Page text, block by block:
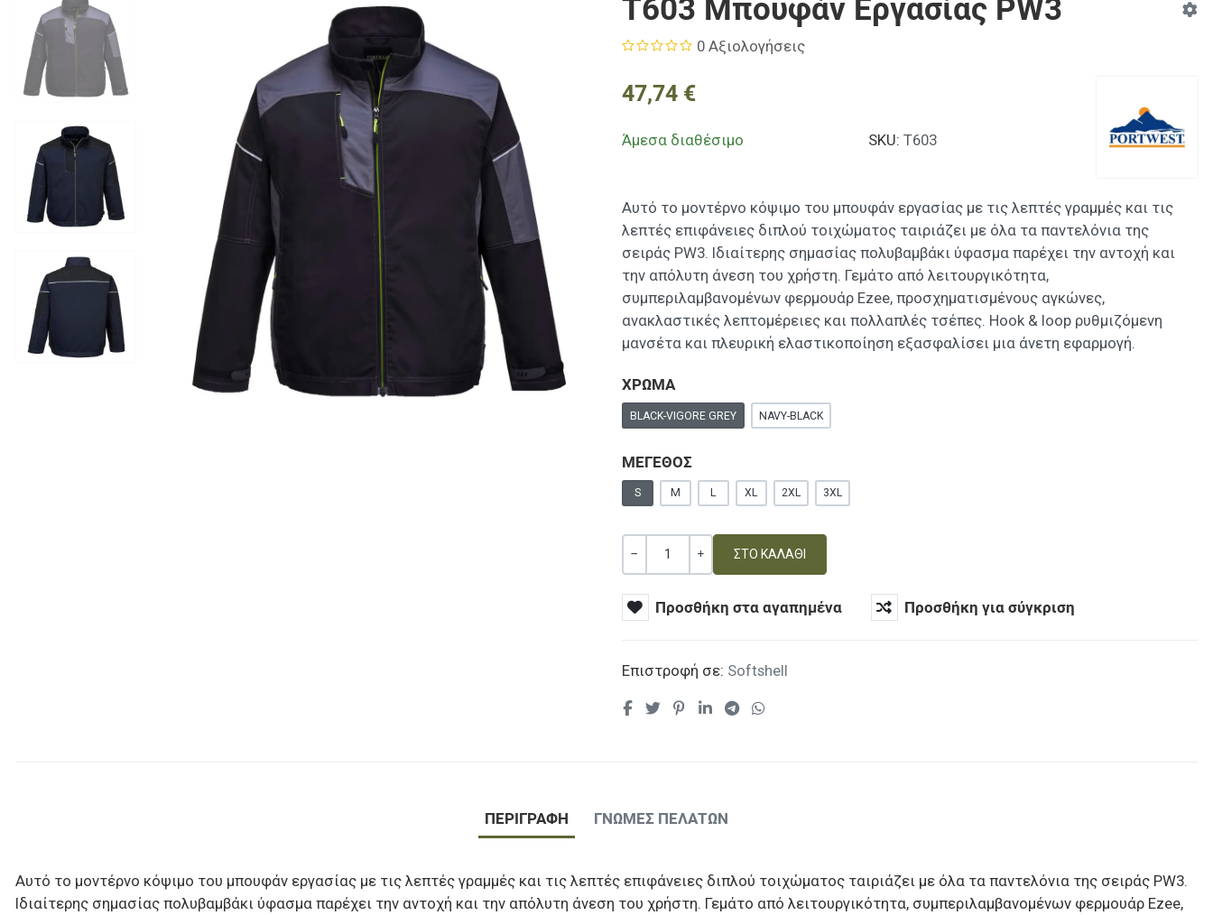
T603 Μπουφάν Εργασίας PW3
0 Αξιολογήσεις
47,74 €
Άμεσα διαθέσιμο SKU: T603
Αυτό το μοντέρνο κόψιμο του μπουφάν εργασίας με τις λεπτές γραμμές και τις
λεπτές επιφάνειες διπλού τοιχώματος ταιριάζει με όλα τα παντελόνια της
σειράς PW3. Ιδιαίτερης σημασίας πολυβαμβάκι ύφασμα παρέχει την αντοχή και
την απόλυτη άνεση του χρήστη. Γεμάτο από λειτουργικότητα,
συμπεριλαμβανομένων φερμουάρ Ezee, προσχηματισμένους αγκώνες,
ανακλαστικές λεπτομέρειες και πολλαπλές τσέπες. Hook & loop ρυθμιζόμενη
μανσέτα και πλευρική ελαστικοποίηση εξασφαλίσει μια άνετη εφαρμογή.
ΧΡΩΜΑ
BLACK-VIGORE GREY NAVY-BLACK
ΜΕΓΕΘΟΣ
S M L XL 2XL 3XL
Ποσότητα
Προσθήκη στα αγαπημένα Προσθήκη για σύγκριση
Επιστροφή σε: Softshell
ΠΕΡΙΓΡΑΦΉ ΓΝΏΜΕΣ ΠΕΛΑΤΏΝ
Αυτό το μοντέρνο κόψιμο του μπουφάν εργασίας με τις λεπτές γραμμές και τις λεπτές επιφάνειες διπλού τοιχώματος ταιριάζει με όλα τα παντελόνια της σειράς PW3.
Ιδιαίτερης σημασίας πολυβαμβάκι ύφασμα παρέχει την αντοχή και την απόλυτη άνεση του χρήστη. Γεμάτο από λειτουργικότητα, συμπεριλαμβανομένων φερμουάρ Ezee,